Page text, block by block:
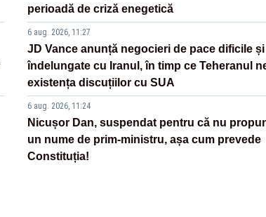
perioadă de criză enegetică
6 aug. 2026, 11:27
JD Vance anunță negocieri de pace dificile și
îndelungate cu Iranul, în timp ce Teheranul
existența discuțiilor cu SUA
6 aug. 2026, 11:24
Nicușor Dan, suspendat pentru că nu
un nume de prim-ministru, așa cum prevede
Constituția!